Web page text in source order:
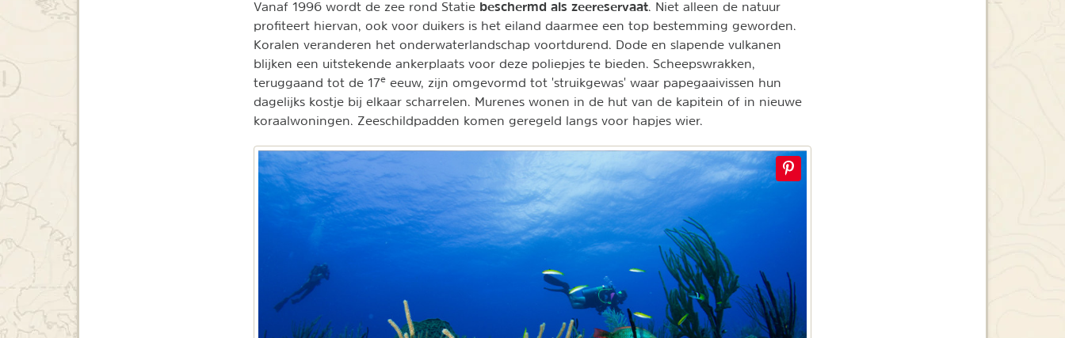
Vanaf 1996 wordt de zee rond Statie beschermd als zeereservaat . Niet alleen de natuur
profiteert hiervan, ook voor duikers is het eiland daarmee een top bestemming geworden.
Koralen veranderen het onderwaterlandschap voortdurend. Dode en slapende vulkanen
blijken een uitstekende ankerplaats voor deze poliepjes te bieden. Scheepswrakken,
teruggaand tot de 17e eeuw, zijn omgevormd tot 'struikgewas' waar papegaaivissen hun
dagelijks kostje bij elkaar scharrelen. Murenes wonen in de hut van de kapitein of in nieuwe
koraalwoningen. Zeeschildpadden komen geregeld langs voor hapjes wier.